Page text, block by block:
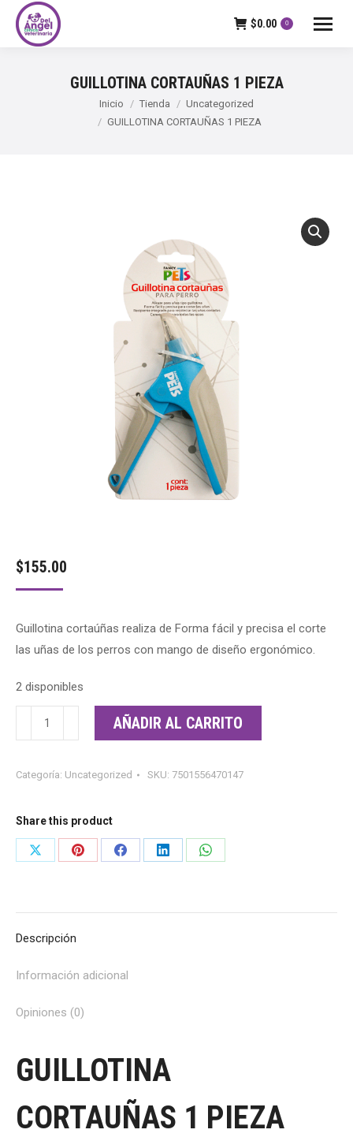
$0.00 0
GUILLOTINA CORTAUÑAS 1 PIEZA
Inicio Tienda
Uncategorized
GUILLOTINA CORTAUÑAS 1 PIEZA
$155.00
Guillotina cortaúñas realiza de Forma fácil y precisa el corte
las uñas de los perros con mango de diseño ergonómico.
2 disponibles
GUILLOTINA
CORTAUÑAS
PIEZA
AÑADIR AL CARRITO
Categoría: Uncategorized SKU: 7501556470147
Share this product
Share
Share
Share
Share
Share
Descripción
Información adicional
Opiniones (0)
GUILLOTINA
CORTAUÑAS 1 PIEZA